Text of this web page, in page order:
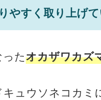
やすく取り上げて
たオカザワカズ
ュウソネコカミ